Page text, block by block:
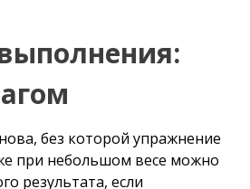
без которой упражнение
при небольшом весе можно
результата, если